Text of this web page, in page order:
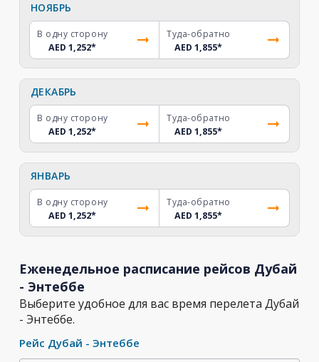
НОЯБРЬ
В одну сторону
AED 1,252*
Туда-обратно
AED 1,855*
ДЕКАБРЬ
В одну сторону
AED 1,252*
Туда-обратно
AED 1,855*
ЯНВАРЬ
В одну сторону
AED 1,252*
Туда-обратно
AED 1,855*
Еженедельное расписание рейсов Дубай
- Энтеббе
Выберите удобное для вас время перелета Дубай
- Энтеббе.
Рейс Дубай - Энтеббе